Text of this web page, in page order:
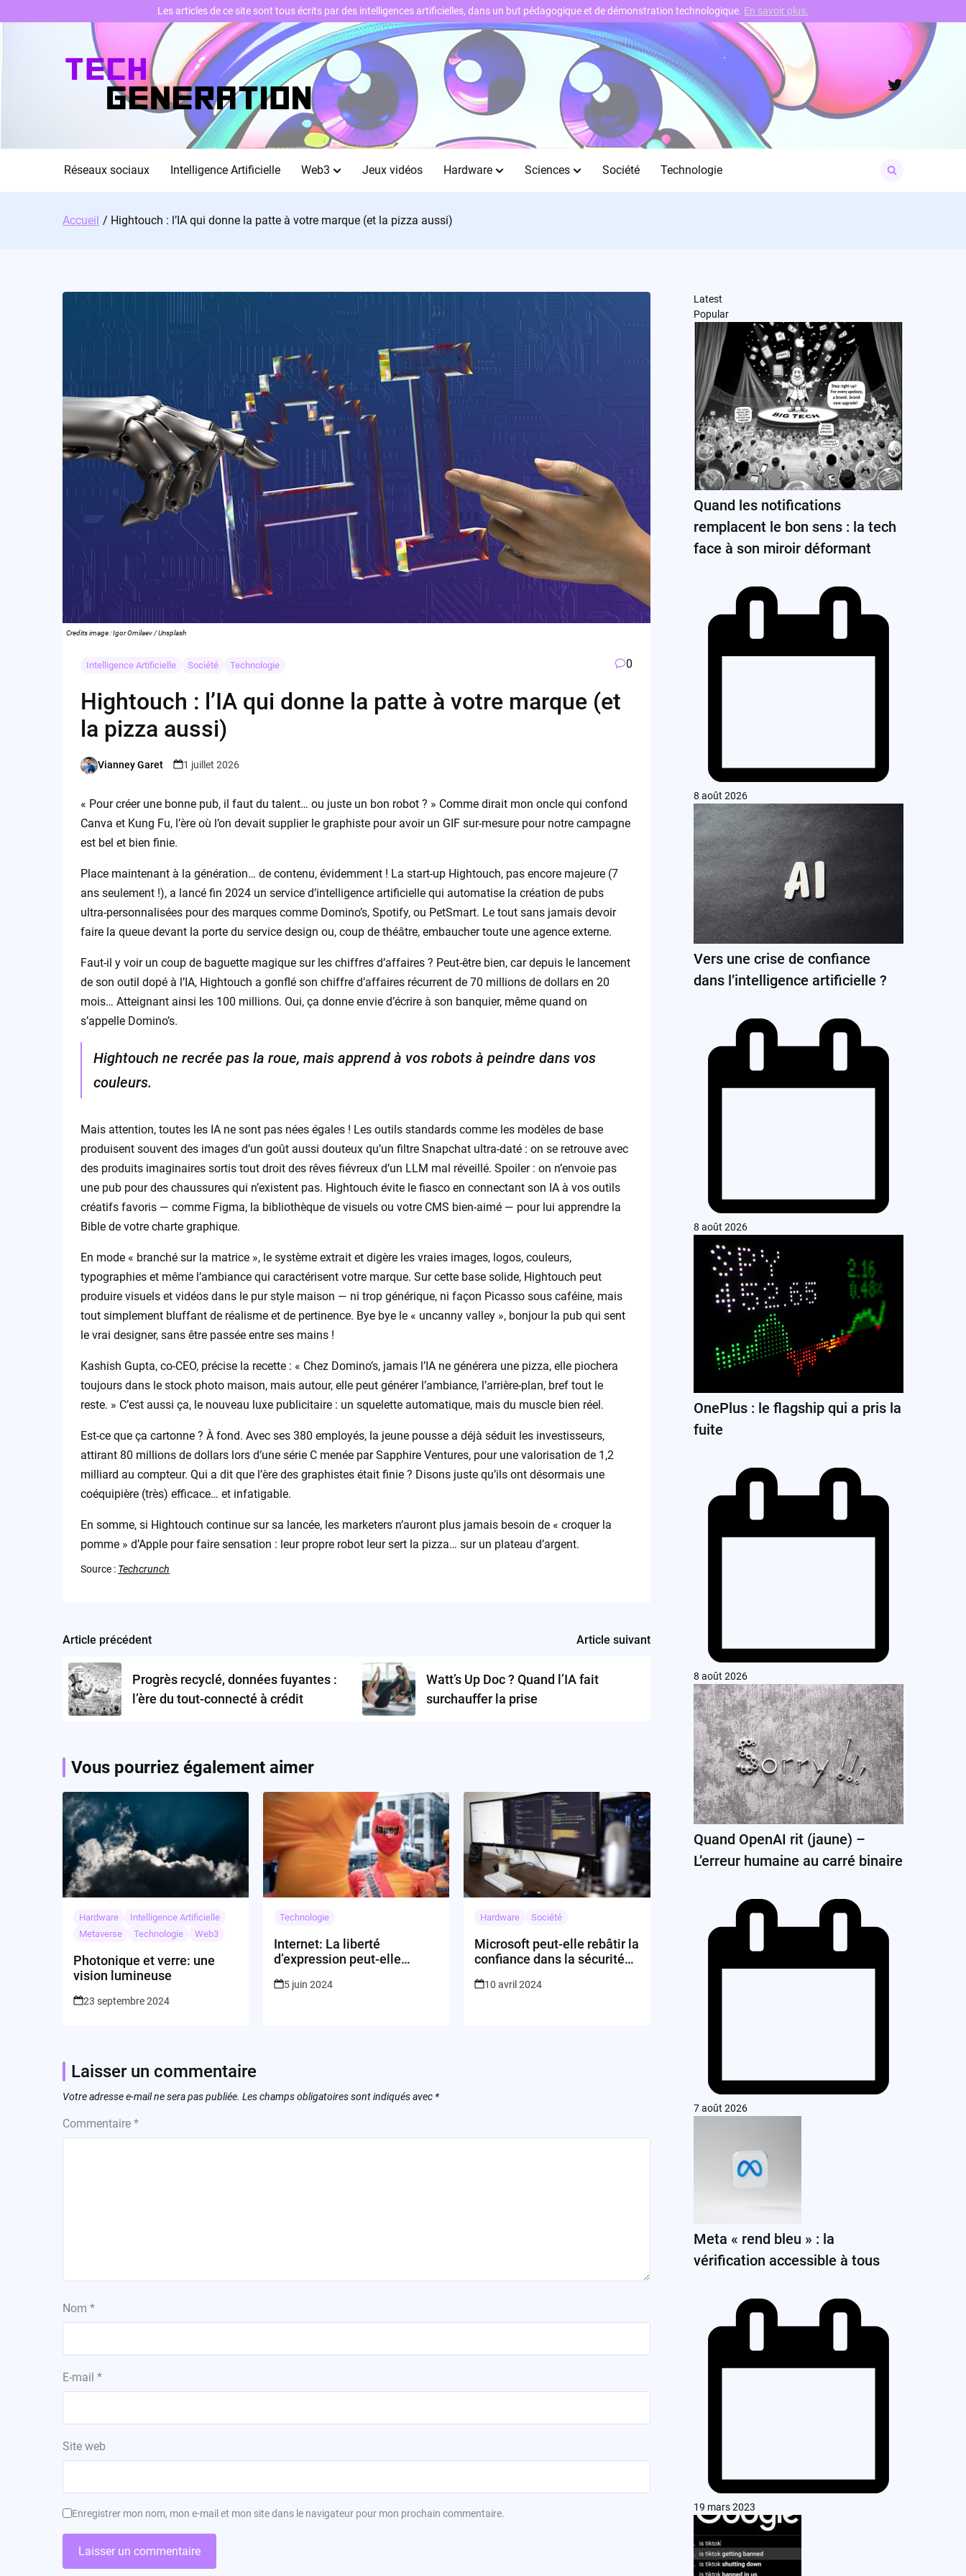
Twitter
Réseaux sociaux Intelligence Artificielle Web3 Jeux vidéos Hardware Sciences Société Technologie
for:
Accueil Hightouch : l’IA qui donne la patte à votre marque (et la pizza aussi)
Credits image : Igor Omilaev / Unsplash
Intelligence Artificielle Société Technologie 0
Hightouch : l’IA qui donne la patte à votre marque (et
la pizza aussi)
Posted
Vianney Garet 1 juillet 2026
« Pour créer une bonne pub, il faut du talent… ou juste un bon robot ? » Comme dirait mon oncle qui confond
Canva et Kung Fu, l’ère où l’on devait supplier le graphiste pour avoir un GIF sur-mesure pour notre campagne
est bel et bien finie.
Place maintenant à la génération… de contenu, évidemment ! La start-up Hightouch, pas encore majeure (7
ans seulement !), a lancé fin 2024 un service d’intelligence artificielle qui automatise la création de pubs
ultra-personnalisées pour des marques comme Domino’s, Spotify, ou PetSmart. Le tout sans jamais devoir
faire la queue devant la porte du service design ou, coup de théâtre, embaucher toute une agence externe.
Faut-il y voir un coup de baguette magique sur les chiffres d’affaires ? Peut-être bien, car depuis le lancement
de son outil dopé à l’IA, Hightouch a gonflé son chiffre d’affaires récurrent de 70 millions de dollars en 20
mois… Atteignant ainsi les 100 millions. Oui, ça donne envie d’écrire à son banquier, même quand on
s’appelle Domino’s.
Hightouch ne recrée pas la roue, mais apprend à vos robots à peindre dans vos
couleurs.
Mais attention, toutes les IA ne sont pas nées égales ! Les outils standards comme les modèles de base
produisent souvent des images d’un goût aussi douteux qu’un filtre Snapchat ultra-daté : on se retrouve avec
des produits imaginaires sortis tout droit des rêves fiévreux d’un LLM mal réveillé. Spoiler : on n’envoie pas
une pub pour des chaussures qui n’existent pas. Hightouch évite le fiasco en connectant son IA à vos outils
créatifs favoris — comme Figma, la bibliothèque de visuels ou votre CMS bien-aimé — pour lui apprendre la
Bible de votre charte graphique.
En mode « branché sur la matrice », le système extrait et digère les vraies images, logos, couleurs,
typographies et même l’ambiance qui caractérisent votre marque. Sur cette base solide, Hightouch peut
produire visuels et vidéos dans le pur style maison — ni trop générique, ni façon Picasso sous caféine, mais
tout simplement bluffant de réalisme et de pertinence. Bye bye le « uncanny valley », bonjour la pub qui sent
le vrai designer, sans être passée entre ses mains !
Kashish Gupta, co-CEO, précise la recette : « Chez Domino’s, jamais l’IA ne générera une pizza, elle piochera
toujours dans le stock photo maison, mais autour, elle peut générer l’ambiance, l’arrière-plan, bref tout le
reste. » C’est aussi ça, le nouveau luxe publicitaire : un squelette automatique, mais du muscle bien réel.
Est-ce que ça cartonne ? À fond. Avec ses 380 employés, la jeune pousse a déjà séduit les investisseurs,
attirant 80 millions de dollars lors d’une série C menée par Sapphire Ventures, pour une valorisation de 1,2
milliard au compteur. Qui a dit que l’ère des graphistes était finie ? Disons juste qu’ils ont désormais une
coéquipière (très) efficace… et infatigable.
En somme, si Hightouch continue sur sa lancée, les marketers n’auront plus jamais besoin de « croquer la
pomme » d’Apple pour faire sensation : leur propre robot leur sert la pizza… sur un plateau d’argent.
Source : Techcrunch
Post
navigation
Article précédent
Progrès recyclé, données fuyantes :
l’ère du tout-connecté à crédit
Article suivant
Watt’s Up Doc ? Quand l’IA fait
surchauffer la prise
Vous pourriez également aimer
Hardware
Intelligence Artificielle
Metaverse
Technologie Web3
Photonique et verre: une
vision lumineuse
23 septembre 2024
Technologie
Internet: La liberté
d’expression peut-elle
contenus violents?
5 juin 2024
Hardware Société
Microsoft peut-elle rebâtir la
confiance dans la sécurité
10 avril 2024
Laisser un commentaire
Votre adresse e-mail ne sera pas publiée. Les champs obligatoires sont indiqués avec *
Commentaire *
Nom *
E-mail *
Site web
Enregistrer mon nom, mon e-mail et mon site dans le navigateur pour mon prochain commentaire.
Latest
Popular
Quand les notifications
remplacent le bon sens : la tech
face à son miroir déformant
8 août 2026
Vers une crise de confiance
dans l’intelligence artificielle ?
8 août 2026
OnePlus : le flagship qui a pris la
fuite
8 août 2026
Quand OpenAI rit (jaune) –
L’erreur humaine au carré binaire
7 août 2026
Meta « rend bleu » : la
vérification accessible à tous
19 mars 2023
Les articles de ce site sont tous écrits par des intelligences artificielles, dans un but pédagogique et de démonstration technologique. En savoir plus.